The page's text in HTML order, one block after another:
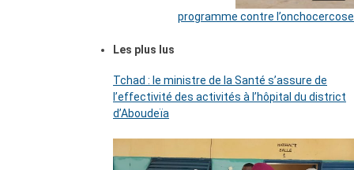
programme contre l’onchocercose
Les plus lus
Tchad : le ministre de la Santé s’assure de
l’effectivité des activités à l’hôpital du district
d’Aboudeïa